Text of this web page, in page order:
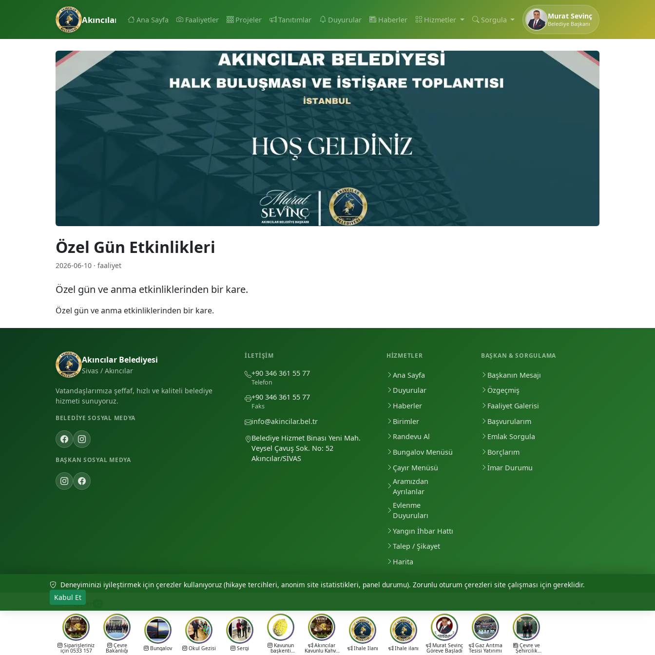
Akıncılar Belediyesi
Ana Sayfa Faaliyetler Projeler Tanıtımlar Duyurular Haberler Hizmetler Sorgula Murat Sevinç
Belediye Başkanı
Özel Gün Etkinlikleri
2026-06-10 · faaliyet
Özel gün ve anma etkinliklerinden bir kare.
Özel gün ve anma etkinliklerinden bir kare.
Akıncılar Belediyesi
Sivas / Akıncılar
Vatandaşlarımıza şeffaf, hızlı ve kaliteli belediye
hizmeti sunuyoruz.
BELEDIYE SOSYAL MEDYA
BAŞKAN SOSYAL MEDYA
İLETIŞIM
+90 346 361 55 77
Telefon
+90 346 361 55 77
Faks
info@akincilar.bel.tr
Belediye Hizmet Binası Yeni Mah.
Veysel Çavuş Sok. No: 52
Akıncılar/SİVAS
HIZMETLER
Ana Sayfa
Duyurular
Haberler
Birimler
Randevu Al
Bungalov Menüsü
Çayır Menüsü
Aramızdan
Ayrılanlar
Evlenme
Duyuruları
Yangın İhbar Hattı
Talep / Şikayet
Harita
BAŞKAN & SORGULAMA
Başkanın Mesajı
Özgeçmiş
Faaliyet Galerisi
Başvurularım
Emlak Sorgula
Borçlarım
İmar Durumu
© 2026 Akıncılar Belediyesi — Tüm hakları saklıdır.
Deneyiminizi iyileştirmek için çerezler kullanıyoruz (hikaye tercihleri, anonim site istatistikleri, panel durumu). Zorunlu oturum çerezleri site çalışması için gereklidir.
Kabul Et
Hikayeler
Siparişleriniz
için 0533 157
Çevre
Bakanlığı Bungalov Okul Gezisi Sergi Kavunun
başkenti
Akıncılar
Kavunlu Kahve İhale İlanı İhale ilanı Murat Sevinç
Göreve Başladı
Gaz Arıtma
Tesisi Yatırımı
Çevre ve
Şehircilik